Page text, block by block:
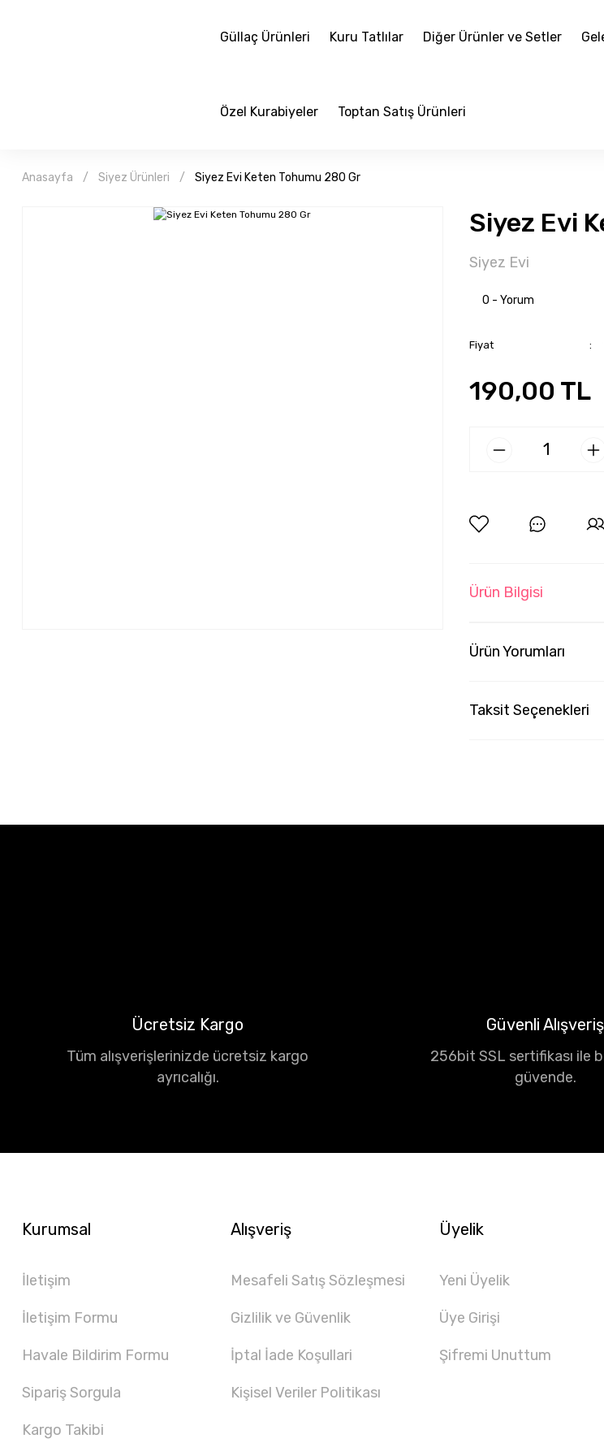
Güllaç Ürünleri Kuru Tatlılar Diğer Ürünler ve Setler
Özel Kurabiyeler Toptan Satış Ürünleri
Anasayfa Siyez Ürünleri Siyez Evi Keten Tohumu 280 Gr
Siyez Evi
Siyez Evi
0 - Yorum
Fiyat
190,00 TL
Ürün Bilgisi
Ürün Yorumları
Taksit Seçenekleri
Ücretsiz Kargo
Tüm alışverişlerinizde ücretsiz kargo
ayrıcalığı.
Güvenli Alışveriş
256bit SSL sertifikası ile
güvende.
Kurumsal
İletişim
İletişim Formu
Havale Bildirim Formu
Sipariş Sorgula
Kargo Takibi
Alışveriş
Mesafeli Satış Sözleşmesi
Gizlilik ve Güvenlik
İptal İade Koşullari
Kişisel Veriler Politikası
Üyelik
Yeni Üyelik
Üye Girişi
Şifremi Unuttum